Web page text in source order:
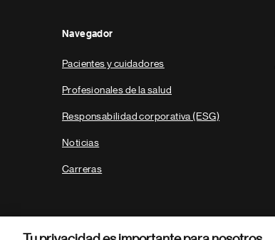
Navegador
Pacientes y cuidadores
Profesionales de la salud
Responsabilidad corporativa (ESG)
Noticias
Carreras